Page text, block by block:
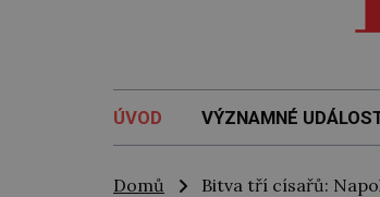
ÚVOD VÝZNAMNÉ
Domů Bitva tří císařů: